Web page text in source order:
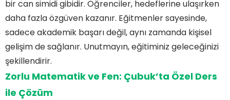
bir can simidi gibidir. Öğrenciler, hedeflerine ulaşırken
daha fazla özgüven kazanır. Eğitmenler sayesinde,
sadece akademik başarı değil, aynı zamanda kişisel
gelişim de sağlanır. Unutmayın, eğitiminiz geleceğinizi
şekillendirir.
Zorlu Matematik ve Fen: Çubuk’ta Özel Ders
ile Çözüm
Çubuk’ta Hangi Eğitmenler Mevcuttur?
Hangi Konularda Özel Ders Alabilirim?
Özel Ders Ücretleri Ne Kadar?
Özel Ders Almanın Avantajları Nelerdir?